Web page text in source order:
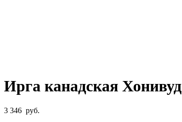
Ирга канадская Хонивуд
3 346 руб.